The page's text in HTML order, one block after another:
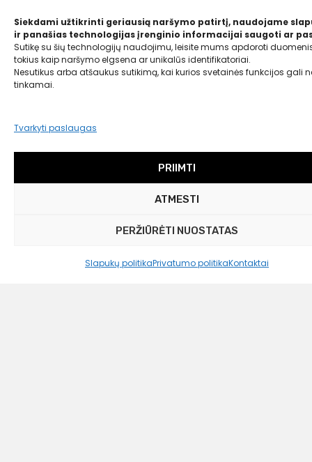
Siekdami užtikrinti geriausią naršymo patirtį, naudojame
ir panašias technologijas įrenginio informacijai saugoti ar
Sutikę su šių technologijų naudojimu, leisite mums apdoroti
tokius kaip naršymo elgsena ar unikalūs identifikatoriai.
Nesutikus arba atšaukus sutikimą, kai kurios svetainės funkcijos gali
tinkamai.
Tvarkyti paslaugas
PRIIMTI
ATMESTI
PERŽIŪRĖTI NUOSTATAS
Slapukų politikaPrivatumo politikaKontaktai